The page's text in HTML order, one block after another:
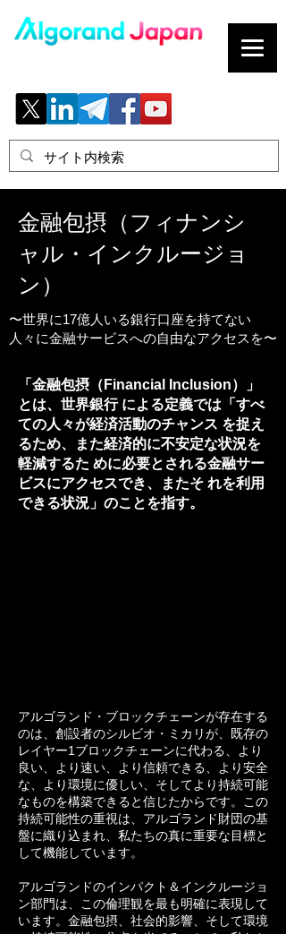
金融包摂（フィナンシ
ャル・インクルージョ
ン）
〜世界に17億人いる銀行口座を持てない
人々に金融サービスへの自由なアクセスを〜
「金融包摂（Financial Inclusion）」
とは、世界銀行 による定義では「すべ
ての人々が経済活動のチャンス を捉え
るため、また経済的に不安定な状況を
軽減するた めに必要とされる金融サー
ビスにアクセスでき、またそ れを利用
できる状況」のことを指す。
アルゴランド・ブロックチェーンが存在する
のは、創設者のシルビオ・ミカリが、既存の
レイヤー1ブロックチェーンに代わる、より
良い、より速い、より信頼できる、より安全
な、より環境に優しい、そしてより持続可能
なものを構築できると信じたからです。この
持続可能性の重視は、アルゴランド財団の基
盤に織り込まれ、私たちの真に重要な目標と
して機能しています。
アルゴランドのインパクト＆インクルージョ
ン部門は、この倫理観を最も明確に表現して
います。金融包摂、社会的影響、そして環境